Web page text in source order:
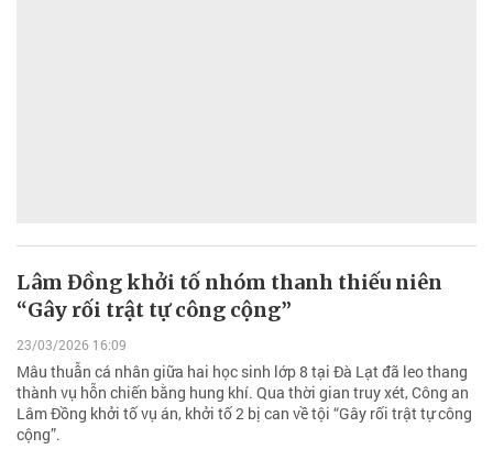
Lâm Đồng khởi tố nhóm thanh thiếu niên
“Gây rối trật tự công cộng”
23/03/2026 16:09
Mâu thuẫn cá nhân giữa hai học sinh lớp 8 tại Đà Lạt đã leo thang
thành vụ hỗn chiến bằng hung khí. Qua thời gian truy xét, Công an
Lâm Đồng khởi tố vụ án, khởi tố 2 bị can về tội “Gây rối trật tự công
cộng”.